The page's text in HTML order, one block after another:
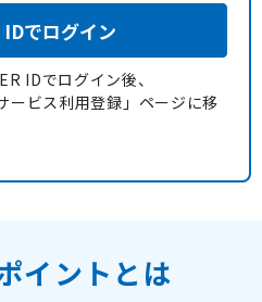
でログイン
IDでログイン後、
ービス利用登録」ページに移
イントとは